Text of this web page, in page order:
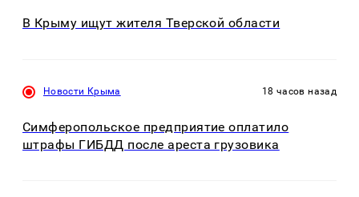
В Крыму ищут жителя Тверской области
Новости Крыма 18 часов назад
Симферопольское предприятие оплатило
штрафы ГИБДД после ареста грузовика